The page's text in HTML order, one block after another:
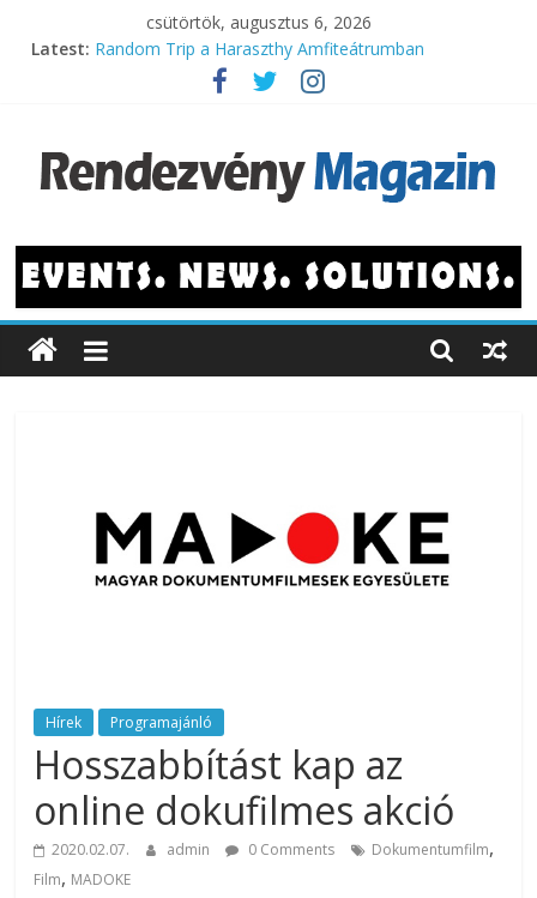
csütörtök, augusztus 6, 2026
Latest: Random Trip a Haraszthy Amfiteátrumban
Megújulva hosszabbít a 10 éves Városliget Café
Felpörgött a hivatásturizmus is a magyar fővárosban
A legjobban várt filmek
Rendezvény
Magazin
Rendezvényhírek,
rendezvény
ajánlatok.
catering.
Útmutató
úgy
profi
rendezvényszervező
Hírek Programajánló
Hosszabbítást kap az
online dokufilmes akció
2020.02.07. admin 0 Comments Dokumentumfilm,
Film, MADOKE